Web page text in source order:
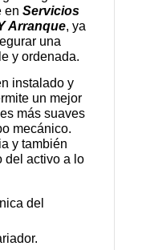
en Servicios
Arranque, ya
una
y ordenada.
instalado y
un mejor
más suaves
mecánico.
y también
del activo a lo
del